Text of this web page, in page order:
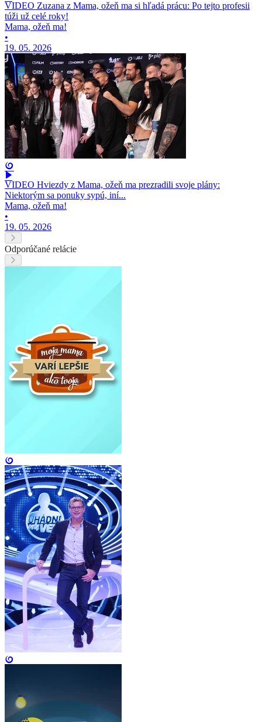
VIDEO Zuzana z Mama, ožeň ma si hľadá prácu: Po tejto profesii
túži už celé roky!
Mama, ožeň ma!
•
19. 05. 2026
VIDEO Hviezdy z Mama, ožeň ma prezradili svoje plány:
Niektorým sa ponuky sypú, iní...
Mama, ožeň ma!
•
19. 05. 2026
Odporúčané relácie